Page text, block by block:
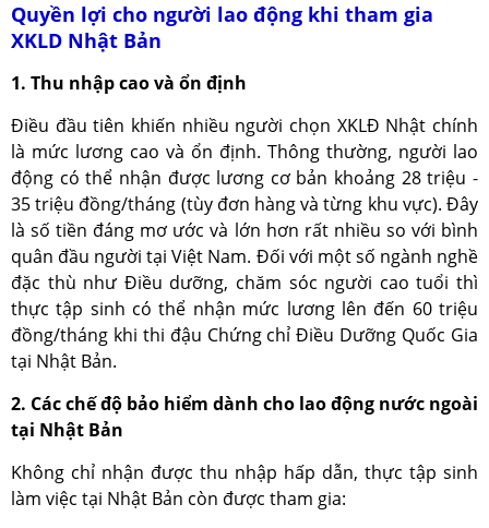
Quyền lợi cho người lao động khi tham gia
XKLD Nhật Bản
1. Thu nhập cao và ổn định
Điều đầu tiên khiến nhiều người chọn XKLĐ Nhật chính
là mức lương cao và ổn định. Thông thường, người lao
động có thể nhận được lương cơ bản khoảng 28 triệu -
35 triệu đồng/tháng (tùy đơn hàng và từng khu vực). Đây
là số tiền đáng mơ ước và lớn hơn rất nhiều so với bình
quân đầu người tại Việt Nam. Đối với một số ngành nghề
đặc thù như Điều dưỡng, chăm sóc người cao tuổi thì
thực tập sinh có thể nhận mức lương lên đến 60 triệu
đồng/tháng khi thi đậu Chứng chỉ Điều Dưỡng Quốc Gia
tại Nhật Bản.
2. Các chế độ bảo hiểm dành cho lao động nước ngoài
tại Nhật Bản
Không chỉ nhận được thu nhập hấp dẫn, thực tập sinh
làm việc tại Nhật Bản còn được tham gia: